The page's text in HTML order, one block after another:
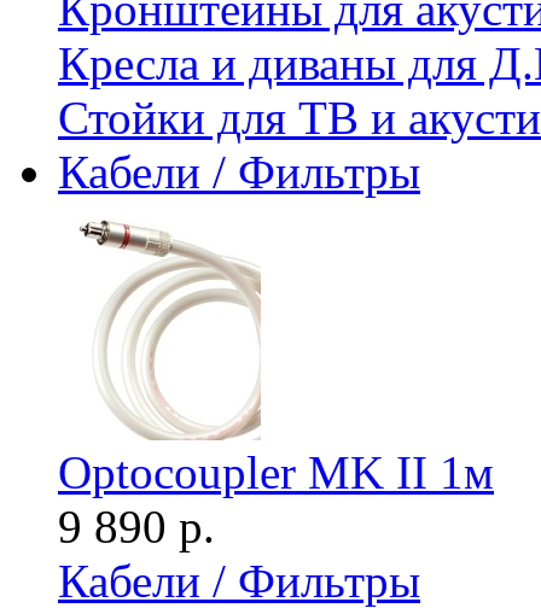
Кресла и диваны для
Стойки для ТВ и
Кабели / Фильтры
Optocoupler MK II 1м
9 890 р.
Кабели / Фильтры